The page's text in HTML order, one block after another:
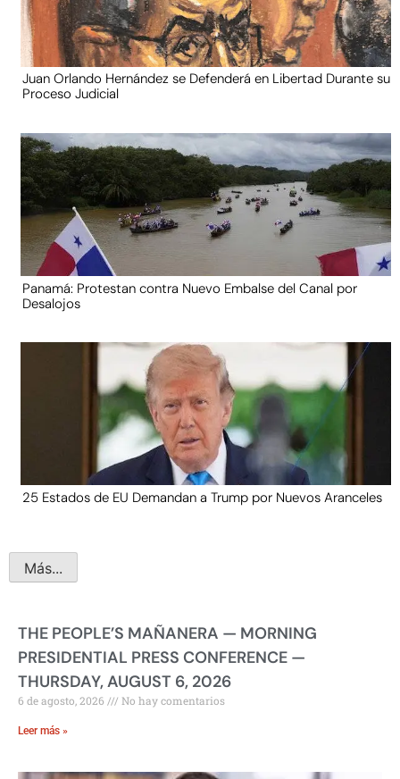
Juan Orlando Hernández se Defenderá en Libertad Durante su
Proceso Judicial
Panamá: Protestan contra Nuevo Embalse del Canal por
Desalojos
25 Estados de EU Demandan a Trump por Nuevos Aranceles
Más...
THE PEOPLE’S MAÑANERA — MORNING
PRESIDENTIAL PRESS CONFERENCE —
THURSDAY, AUGUST 6, 2026
6 de agosto, 2026 No hay comentarios
Leer más »